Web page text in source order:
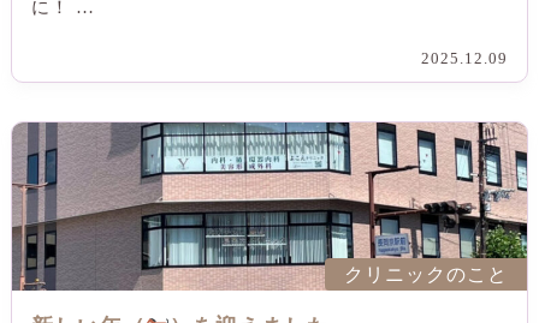
に！ …
2025.12.09
クリニックのこと